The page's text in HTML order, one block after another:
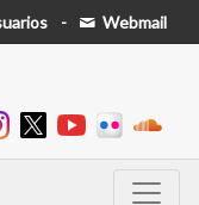
- Webmail